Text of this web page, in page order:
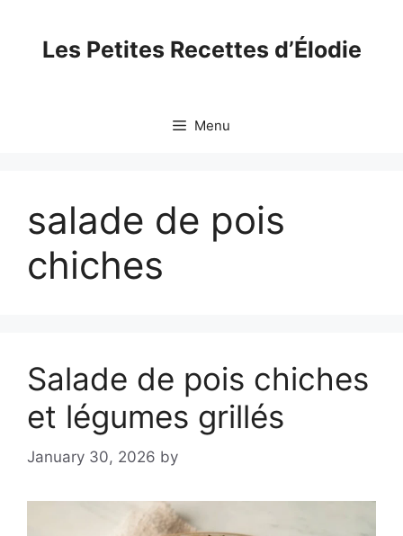
contentLes Petites Recettes d’Élodie
Menu
salade de pois
chiches
Salade de pois chiches
et légumes grillés
January 30, 2026 by